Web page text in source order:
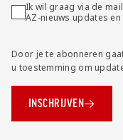
Ik wil graag via de
AZ-nieuws updates
Door je te abonneren
u toestemming om
INSCHRIJVEN